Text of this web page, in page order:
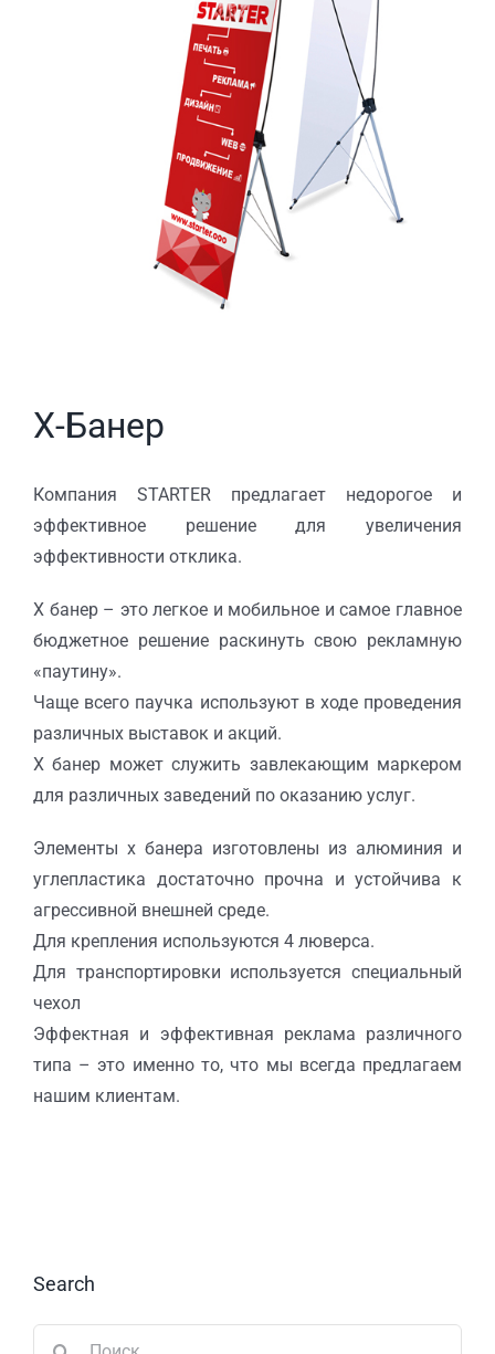
Х-Банер
Компания STARTER предлагает недорогое и
эффективное решение для увеличения
эффективности отклика.
Х банер – это легкое и мобильное и самое главное
бюджетное решение раскинуть свою рекламную
«паутину».
Чаще всего паучка используют в ходе проведения
различных выставок и акций.
Х банер может служить завлекающим маркером
для различных заведений по оказанию услуг.
Элементы х банера изготовлены из алюминия и
углепластика достаточно прочна и устойчива к
агрессивной внешней среде.
Для крепления используются 4 люверса.
Для транспортировки используется специальный
чехол
Эффектная и эффективная реклама различного
типа – это именно то, что мы всегда предлагаем
нашим клиентам.
Search